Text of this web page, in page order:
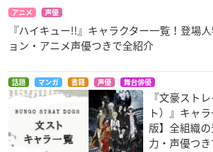
アニメ 声優
『ハイキュー!!』キャラクター一覧！登場
ョン・アニメ声優つきで全紹介
話題 マンガ 書籍 声優 舞台俳優
『文豪スト
ト）』キャ
版】全組織
力・声優つ